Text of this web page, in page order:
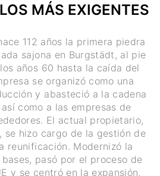
MÁS EXIGENTES
112 años la primera piedra
sajona en Burgstädt, al pie
años 60 hasta la caída del
se organizó como una
y abasteció a la cadena
como a las empresas de
El actual propietario,
se hizo cargo de la gestión de
reunificación. Modernizó la
pasó por el proceso de
y se centró en la expansión.